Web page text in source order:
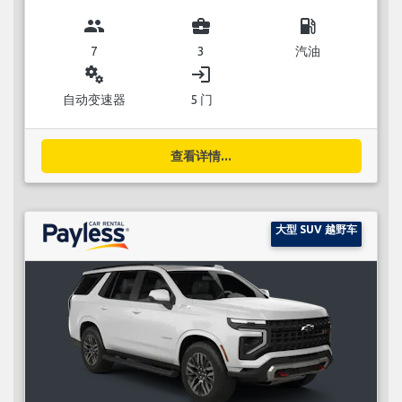
group
7
business_center
3
local_gas_station
汽油
miscellaneous_services
自动变速器
login
5 门
查看详情...
大型 SUV 越野车